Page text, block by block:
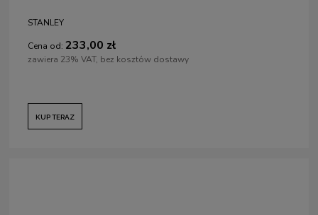
STANLEY
Cena od: 233,00 zł
zawiera 23% VAT, bez kosztów dostawy
KUP TERAZ